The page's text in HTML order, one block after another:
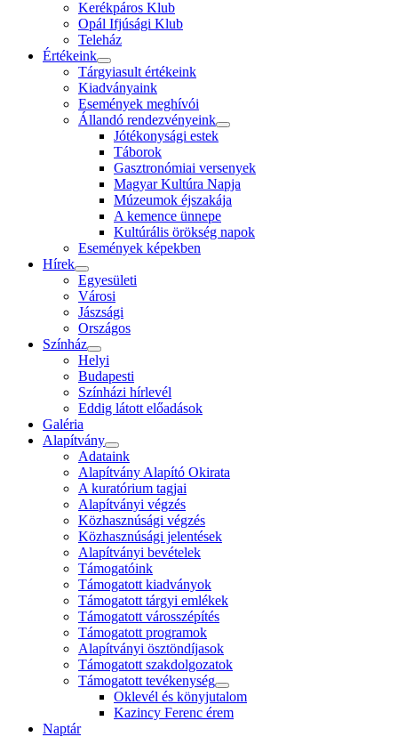
Kerékpáros Klub
Opál Ifjúsági Klub
Teleház
Értékeink
Tárgyiasult értékeink
Kiadványaink
Események meghívói
Állandó rendezvényeink
Jótékonysági estek
Táborok
Gasztronómiai versenyek
Magyar Kultúra Napja
Múzeumok éjszakája
A kemence ünnepe
Kultúrális örökség napok
Események képekben
Hírek
Egyesületi
Városi
Jászsági
Országos
Színház
Helyi
Budapesti
Színházi hírlevél
Eddig látott előadások
Galéria
Alapítvány
Adataink
Alapítvány Alapító Okirata
A kuratórium tagjai
Alapítványi végzés
Közhasznúsági végzés
Közhasznúsági jelentések
Alapítványi bevételek
Támogatóink
Támogatott kiadványok
Támogatott tárgyi emlékek
Támogatott városszépítés
Támogatott programok
Alapítványi ösztöndíjasok
Támogatott szakdolgozatok
Támogatott tevékenység
Oklevél és könyjutalom
Kazincy Ferenc érem
Naptár